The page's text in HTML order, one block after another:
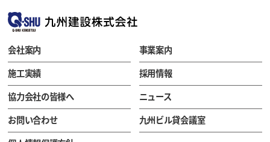
会社案内
事業案内
施工実績
採用情報
協力会社の皆様へ
ニュース
お問い合わせ
九州ビル貸会議室